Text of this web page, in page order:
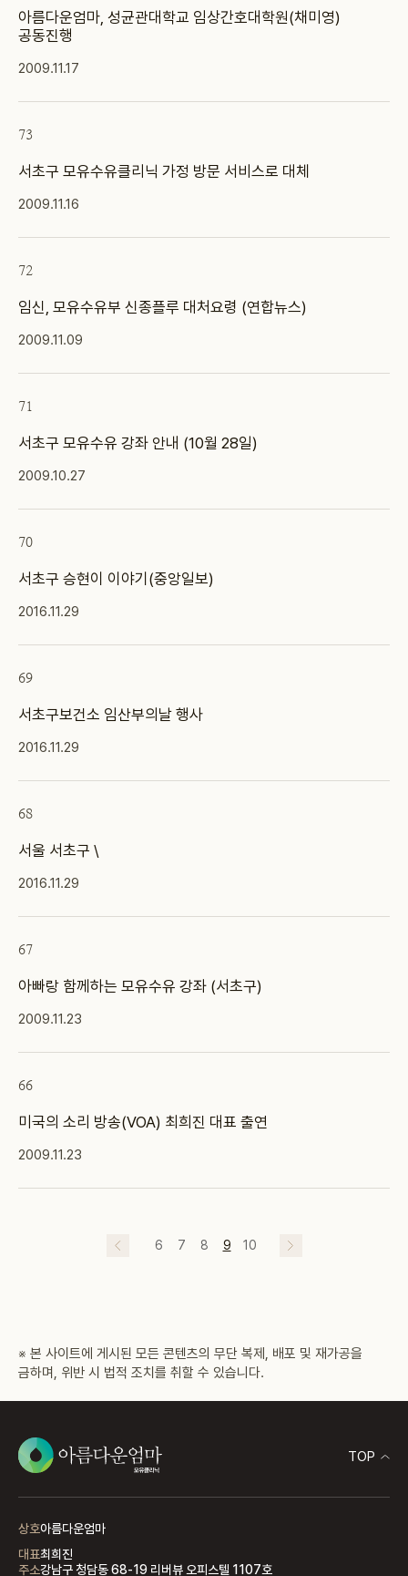
아름다운엄마, 성균관대학교 임상간호대학원(채미영)
공동진행
2009.11.17
73
서초구 모유수유클리닉 가정 방문 서비스로 대체
2009.11.16
72
임신, 모유수유부 신종플루 대처요령 (연합뉴스)
2009.11.09
71
서초구 모유수유 강좌 안내 (10월 28일)
2009.10.27
70
서초구 승현이 이야기(중앙일보)
2016.11.29
69
서초구보건소 임산부의날 행사
2016.11.29
68
서울 서초구 \
2016.11.29
67
아빠랑 함께하는 모유수유 강좌 (서초구)
2009.11.23
66
미국의 소리 방송(VOA) 최희진 대표 출연
2009.11.23
6 7 8 9 10
※ 본 사이트에 게시된 모든 콘텐츠의 무단 복제, 배포 및 재가공을
금하며, 위반 시 법적 조치를 취할 수 있습니다.
TOP
상호아름다운엄마
대표최희진
주소강남구 청담동 68-19 리버뷰 오피스텔 1107호